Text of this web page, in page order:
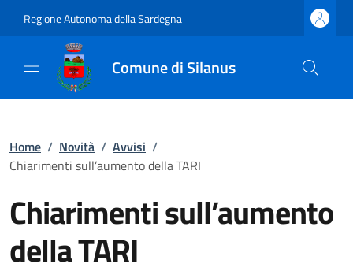
Regione Autonoma della Sardegna
Comune di Silanus
Home / Novità / Avvisi /
Chiarimenti sull’aumento della TARI
Chiarimenti sull’aumento
della TARI